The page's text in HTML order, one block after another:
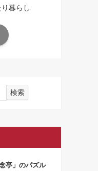
暮らし
検索
亭」のパズル